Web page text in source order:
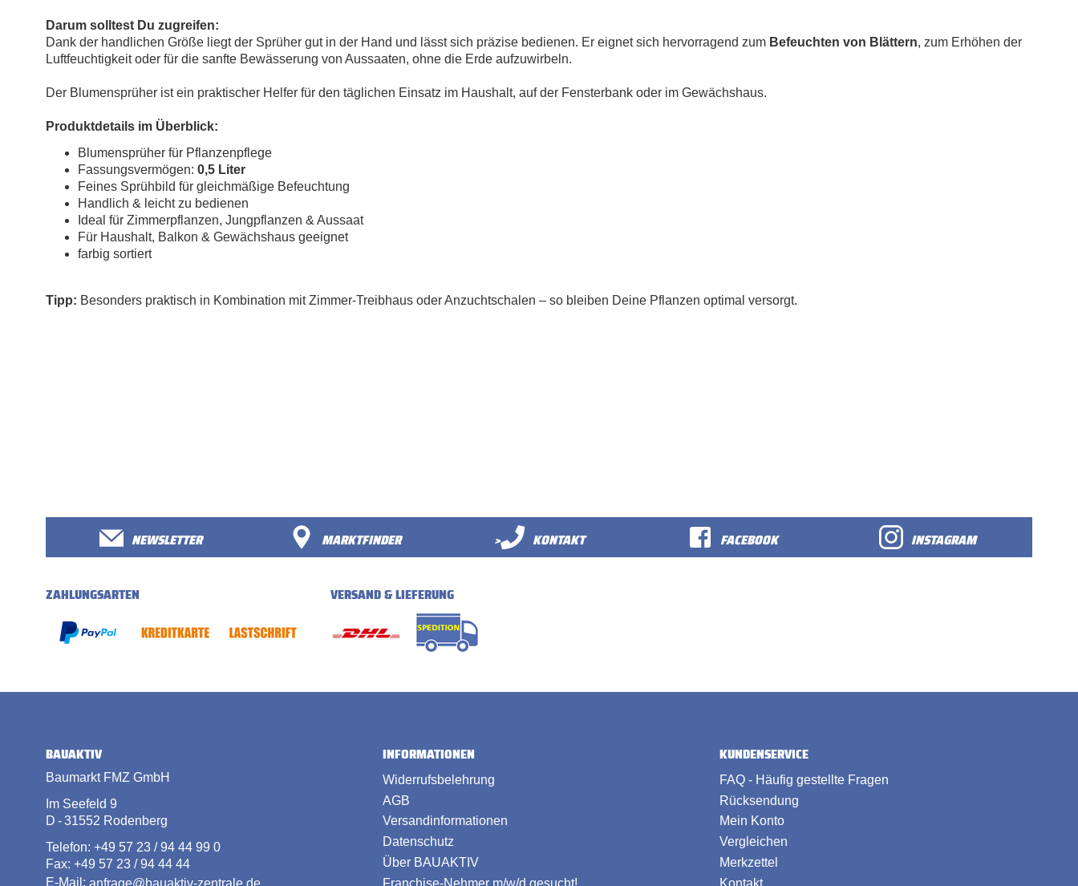
Darum solltest Du zugreifen:
Dank der handlichen Größe liegt der Sprüher gut in der Hand und lässt sich präzise bedienen. Er eignet sich hervorragend zum Befeuchten von Blättern, zum Erhöhen der
Luftfeuchtigkeit oder für die sanfte Bewässerung von Aussaaten, ohne die Erde aufzuwirbeln.
Der Blumensprüher ist ein praktischer Helfer für den täglichen Einsatz im Haushalt, auf der Fensterbank oder im Gewächshaus.
Produktdetails im Überblick:
Blumensprüher für Pflanzenpflege
Fassungsvermögen: 0,5 Liter
Feines Sprühbild für gleichmäßige Befeuchtung
Handlich & leicht zu bedienen
Ideal für Zimmerpflanzen, Jungpflanzen & Aussaat
Für Haushalt, Balkon & Gewächshaus geeignet
farbig sortiert
Tipp: Besonders praktisch in Kombination mit Zimmer-Treibhaus oder Anzuchtschalen – so bleiben Deine Pflanzen optimal versorgt.
NEWSLETTER MARKTFINDER > KONTAKT FACEBOOK INSTAGRAM
ZAHLUNGSARTEN VERSAND & LIEFERUNG
BAUAKTIV
Baumarkt FMZ GmbH
Im Seefeld 9
D - 31552 Rodenberg
Telefon: +49 57 23 / 94 44 99 0
Fax: +49 57 23 / 94 44 44
E-Mail: anfrage@bauaktiv-zentrale.de
INFORMATIONEN
Widerrufsbelehrung
AGB
Versandinformationen
Datenschutz
Über BAUAKTIV
Franchise-Nehmer m/w/d gesucht!
KUNDENSERVICE
FAQ - Häufig gestellte Fragen
Rücksendung
Mein Konto
Vergleichen
Merkzettel
Kontakt